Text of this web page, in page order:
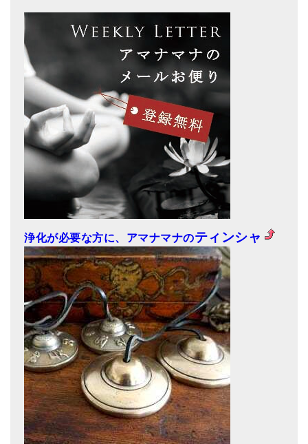
浄化が必要な方に、アマナマナのティンシャ